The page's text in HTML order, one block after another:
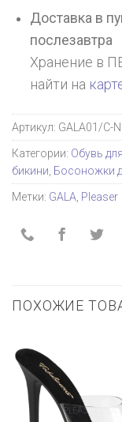
Доставка в
послезавтра
Хранение в
найти на
Артикул: GALA01/C-
Категории: Обувь
бикини Босоножки
Метки: GALA Pleaser
ПОХОЖИЕ